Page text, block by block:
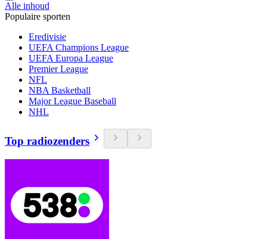
Alle inhoud
Populaire sporten
Eredivisie
UEFA Champions League
UEFA Europa League
Premier League
NFL
NBA Basketball
Major League Baseball
NHL
Top radiozenders